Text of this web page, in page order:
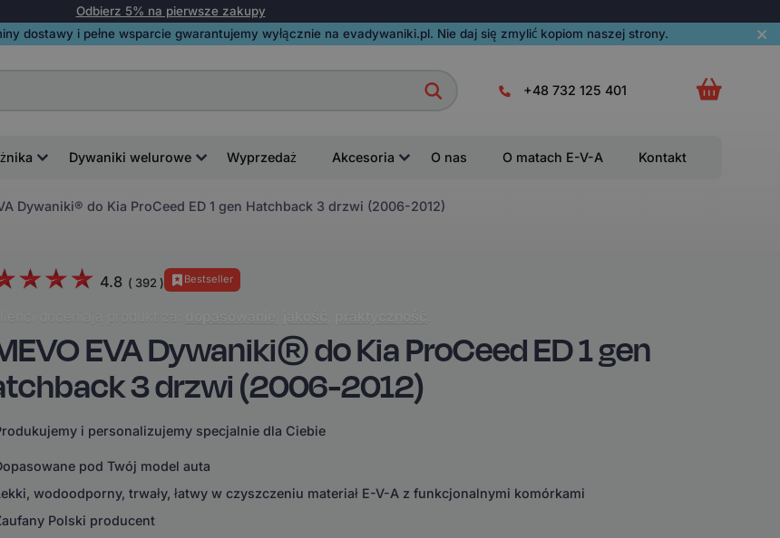
Odbierz 5% na pierwsze zakupy
dostawy i pełne wsparcie gwarantujemy wyłącznie na evadywaniki.pl. Nie daj się zmylić kopiom naszej strony.
+48 732 125 401
Dywaniki welurowe Wyprzedaż Akcesoria O nas O matach E-V-A Kontakt
Dywaniki® do Kia ProCeed ED 1 gen Hatchback 3 drzwi (2006-2012)
4.8 ( 392 ) Bestseller
doceniają produkt za: dopasowanie jakość praktyczność
EVA Dywaniki® do Kia ProCeed ED 1 gen
3 drzwi (2006-2012)
i personalizujemy specjalnie dla Ciebie
pod Twój model auta
wodoodporny, trwały, łatwy w czyszczeniu materiał E-V-A z funkcjonalnymi komórkami
Polski producent